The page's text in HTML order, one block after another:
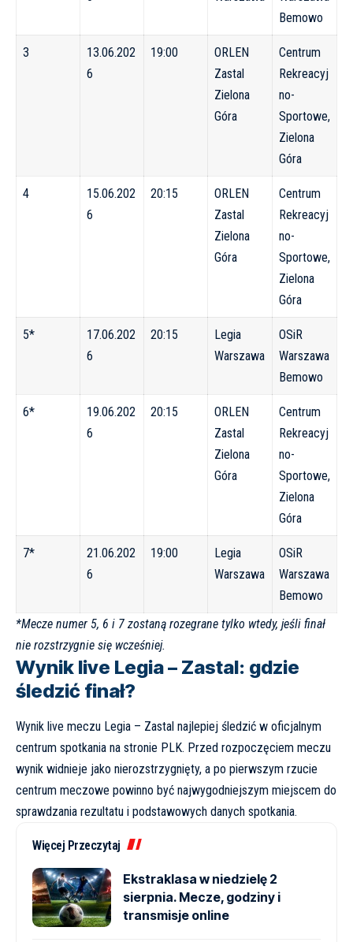
Bemowo
3
13.06.202
6
19:00
ORLEN
Zastal
Zielona
Góra
Centrum
Rekreacyj
no-
Sportowe,
Zielona
Góra
4
15.06.202
6
20:15
ORLEN
Zastal
Zielona
Góra
Centrum
Rekreacyj
no-
Sportowe,
Zielona
Góra
5*
17.06.202
6
20:15
Legia
Warszawa
OSiR
Warszawa
Bemowo
6*
19.06.202
6
20:15
ORLEN
Zastal
Zielona
Góra
Centrum
Rekreacyj
no-
Sportowe,
Zielona
Góra
7*
21.06.202
6
19:00
Legia
Warszawa
OSiR
Warszawa
Bemowo
*Mecze numer 5, 6 i 7 zostaną rozegrane tylko wtedy, jeśli finał
nie rozstrzygnie się wcześniej.
Wynik live Legia – Zastal: gdzie
śledzić finał?
Wynik live meczu Legia – Zastal najlepiej śledzić w oficjalnym
centrum spotkania na stronie PLK. Przed rozpoczęciem meczu
wynik widnieje jako nierozstrzygnięty, a po pierwszym rzucie
centrum meczowe powinno być najwygodniejszym miejscem do
sprawdzania rezultatu i podstawowych danych spotkania.
Więcej Przeczytaj
Ekstraklasa w niedzielę 2
sierpnia. Mecze, godziny i
transmisje online